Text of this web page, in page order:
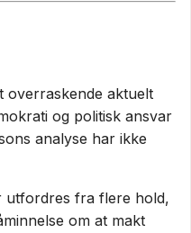
overraskende aktuelt
og politisk ansvar
analyse har ikke
utfordres fra flere hold,
om at makt